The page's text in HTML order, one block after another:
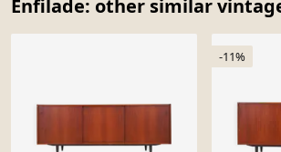
Enfilade: other similar
-11%